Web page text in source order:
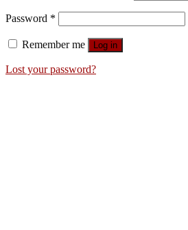
Password *
Remember me Log in
Lost your password?